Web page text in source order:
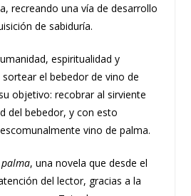
recreando una vía de desarrollo
de sabiduría.
espiritualidad y
el bebedor de vino de
objetivo: recobrar al sirviente
del bebedor, y con esto
vino de palma.
, una novela que desde el
del lector, gracias a la